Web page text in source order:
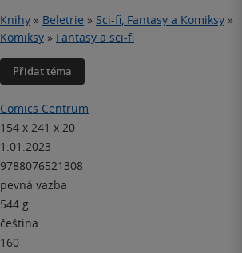
Knihy » Beletrie » Sci-fi, Fantasy a Komiksy »
Komiksy » Fantasy a sci-fi
Přidat téma
Comics Centrum
154 x 241 x 20
1.01.2023
9788076521308
pevná vazba
544 g
čeština
160